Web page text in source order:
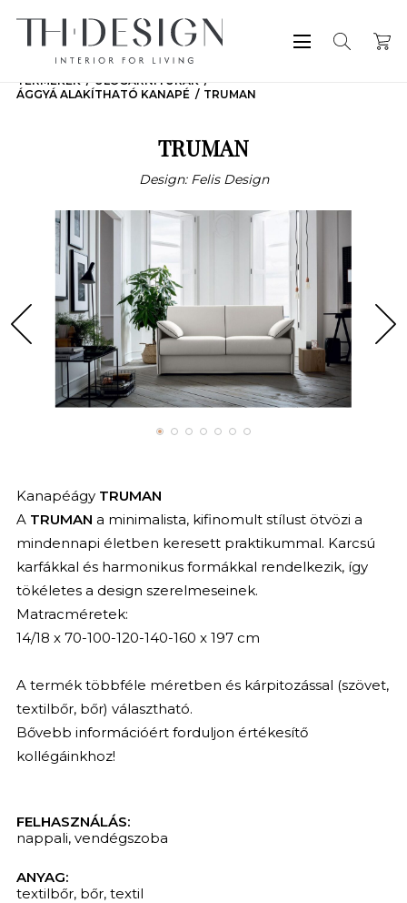
TERMÉKEK
ÜLŐGARNITÚRÁK
ÁGGYÁ ALAKÍTHATÓ KANAPÉ
TRUMAN
TRUMAN
Design: Felis Design
Kanapéágy TRUMAN
A TRUMAN a minimalista, kifinomult stílust ötvözi a
mindennapi életben keresett praktikummal. Karcsú
karfákkal és harmonikus formákkal rendelkezik, így
tökéletes a design szerelmeseinek.
Matracméretek:
14/18 x 70-100-120-140-160 x 197 cm
A termék többféle méretben és kárpitozással (szövet,
textilbőr, bőr) választható.
Bővebb információért forduljon értékesítő
kollégáinkhoz!
FELHASZNÁLÁS:
nappali, vendégszoba
ANYAG:
textilbőr, bőr, textil